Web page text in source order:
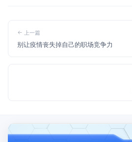
上一篇
别让疫情丧失掉自己的职场竞争力